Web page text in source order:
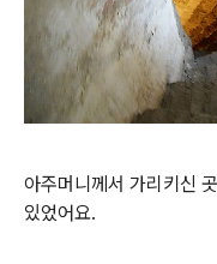
아주머니께서 가리키신
있었어요.